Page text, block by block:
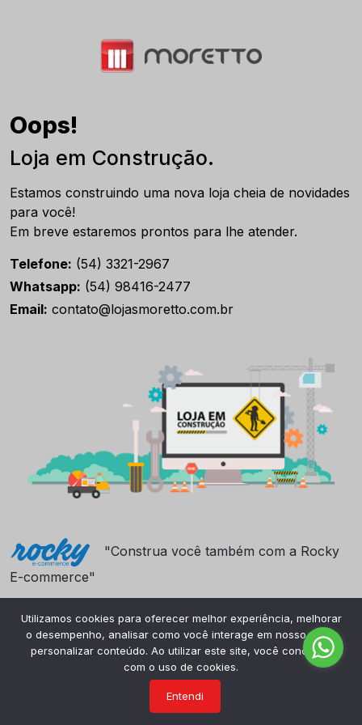
Oops!
Loja em Construção.
Estamos construindo uma nova loja cheia de novidades
para você!
Em breve estaremos prontos para lhe atender.
Telefone: (54) 3321-2967
Whatsapp: (54) 98416-2477
Email: contato@lojasmoretto.com.br
"Construa você também com a Rocky
E-commerce"
Utilizamos cookies para oferecer melhor experiência, melhorar
o desempenho, analisar como você interage em nosso site e
personalizar conteúdo. Ao utilizar este site, você concorda
com o uso de cookies.
Entendi